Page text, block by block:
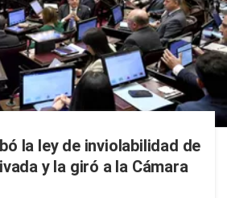
la ley de inviolabilidad de
y la giró a la Cámara